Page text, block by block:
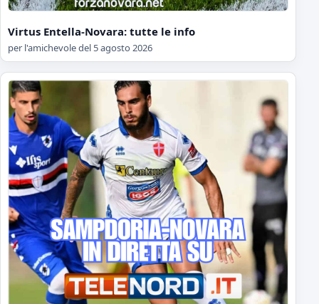
Virtus Entella-Novara: tutte le info
per l'amichevole del 5 agosto 2026